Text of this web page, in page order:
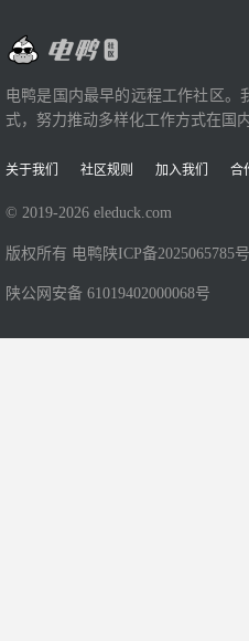
电鸭是国内最早的远程工作社区。
式，努力推动多样化工作方式在国
关于我们 社区规则 加入我们 合
© 2019-2026 eleduck.com
版权所有 电鸭 陕ICP备2025065785
陕公网安备 61019402000068号